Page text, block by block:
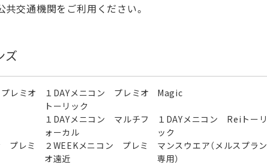
共交通機関をご利用ください。
ズ
レミオ
１DAYメニコン プレミオ
トーリック
Magic
１DAYメニコン マルチフ
ォーカル
１DAYメニコン Reiトーリ
ック
プレミ
２WEEKメニコン プレミ
オ遠近
マンスウエア（メルスプラン
専用）